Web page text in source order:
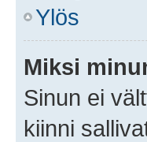
Ylös
Miksi
Sinun ei
kiinni